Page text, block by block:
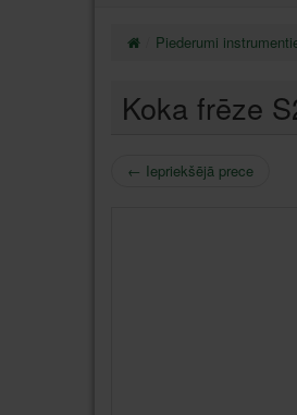
Piederumi
Koka frēze
← Iepriekšējā prece